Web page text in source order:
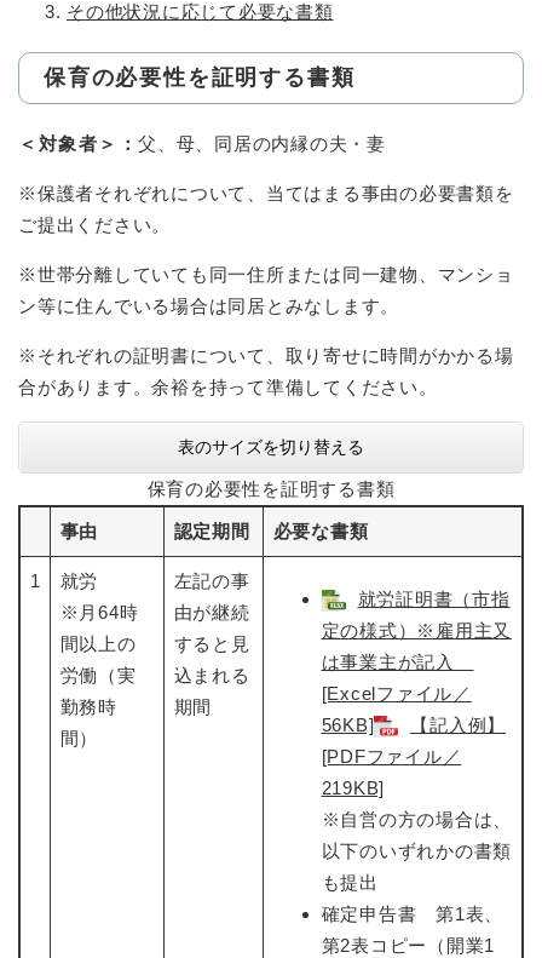
その他状況に応じて必要な書類
保育の必要性を証明する書類
＜対象者＞： 父、母、同居の内縁の夫・妻
※保護者それぞれについて、当てはまる事由の必要書類を
ご提出ください。
※世帯分離していても同一住所または同一建物、マンショ
ン等に住んでいる場合は同居とみなします。
※それぞれの証明書について、取り寄せに時間がかかる場
合があります。余裕を持って準備してください。
表のサイズを切り替える
保育の必要性を証明する書類
事由 認定期間 必要な書類
1
就労
※月64時
間以上の
労働（実
勤務時
間）
左記の事
由が継続
すると見
込まれる
期間
就労証明書（市指
定の様式）※雇用主又
は事業主が記入
[Excelファイル／
56KB]
【記入例】
[PDFファイル／
219KB]
※自営の方の場合は、
以下のいずれかの書類
も提出
確定申告書 第1表、
第2表コピー（開業1